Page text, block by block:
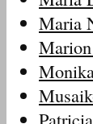
Maria